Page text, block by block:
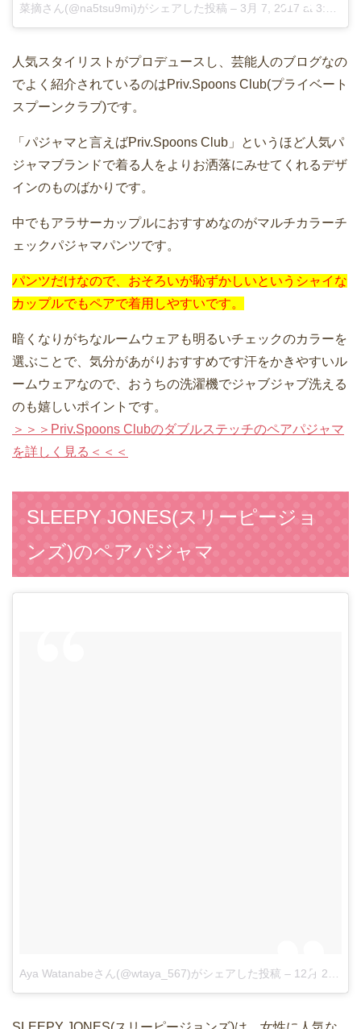
菜摘さん(@na5tsu9mi)がシェアした投稿 – 3月 7, 2017 at 3:52午後 PST
人気スタイリストがプロデュースし、芸能人のブログなの
でよく紹介されているのはPriv.Spoons Club(プライベート
スプーンクラブ)です。
「パジャマと言えばPriv.Spoons Club」というほど人気パ
ジャマブランドで着る人をよりお洒落にみせてくれるデザ
インのものばかりです。
中でもアラサーカップルにおすすめなのがマルチカラーチ
ェックパジャマパンツです。
パンツだけなので、おそろいが恥ずかしいというシャイな
カップルでもペアで着用しやすいです。
暗くなりがちなルームウェアも明るいチェックのカラーを
選ぶことで、気分があがりおすすめです汗をかきやすいル
ームウェアなので、おうちの洗濯機でジャブジャブ洗える
のも嬉しいポイントです。
＞＞＞Priv.Spoons Clubのダブルステッチのペアパジャマ
を詳しく見る＜＜＜
SLEEPY JONES(スリーピージョ
ンズ)のペアパジャマ
Aya Watanabeさん(@wtaya_567)がシェアした投稿 – 12月 24, 2017 at 4:05午前 PST